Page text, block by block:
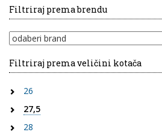
Filtriraj prema brendu
Filtriraj prema veličini kotača
26
27,5
28